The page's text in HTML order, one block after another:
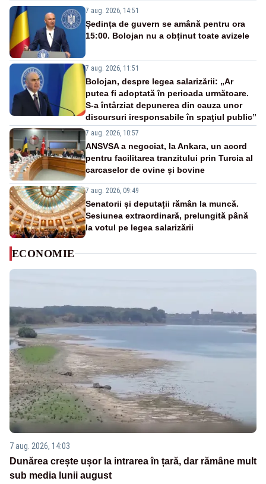
7 aug. 2026, 14:51
Ședința de guvern se amână pentru ora
15:00. Bolojan nu a obținut toate avizele
7 aug. 2026, 11:51
Bolojan, despre legea salarizării: „Ar
putea fi adoptată în perioada următoare.
S-a întârziat depunerea din cauza unor
discursuri iresponsabile în spaţiul public”
7 aug. 2026, 10:57
ANSVSA a negociat, la Ankara, un acord
pentru facilitarea tranzitului prin Turcia al
carcaselor de ovine și bovine
7 aug. 2026, 09:49
Senatorii și deputații rămân la muncă.
Sesiunea extraordinară, prelungită până
la votul pe legea salarizării
ECONOMIE
7 aug. 2026, 14:03
Dunărea crește ușor la intrarea în țară, dar rămâne mult
sub media lunii august